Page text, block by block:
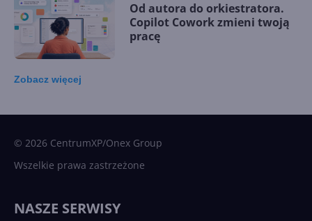
Od autora do orkiestratora.
Copilot Cowork zmieni twoją
pracę
Zobacz więcej
© 2026 CentrumXP/Onex Group
Wszelkie prawa zastrzeżone
NASZE SERWISY